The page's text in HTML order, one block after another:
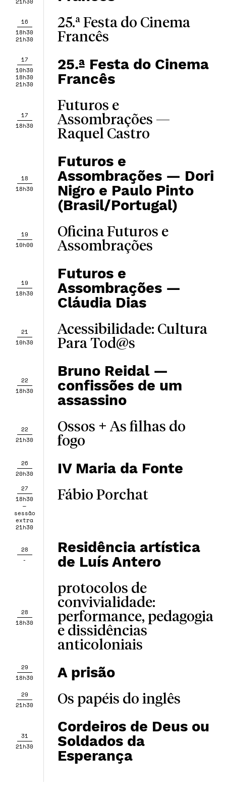
16
18h30
21h30
25.ª Festa do Cinema
Francês
17
10h30
18h30
21h30
25.ª Festa do Cinema
Francês
17
18h30
Futuros e
Assombrações —
Raquel Castro
18
18h30
Futuros e
Assombrações — Dori
Nigro e Paulo Pinto
(Brasil/Portugal)
19
10h00
Oficina Futuros e
Assombrações
19
18h30
Futuros e
Assombrações —
Cláudia Dias
21
10h30
Acessibilidade: Cultura
Para Tod@s
22
18h30
Bruno Reidal —
confissões de um
assassino
22
21h30
Ossos + As filhas do
fogo
26
20h30
IV Maria da Fonte
27
18h30
—
sessão
extra
21h30
Fábio Porchat
28
-
Residência artística
de Luís Antero
28
18h30
protocolos de
convivialidade:
performance, pedagogia
e dissidências
anticoloniais
29
18h30
A prisão
29
21h30
Os papéis do inglês
31
21h30
Cordeiros de Deus ou
Soldados da
Esperança